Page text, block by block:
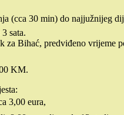
(cca 30 min) do najjužnijeg
sata.
za Bihać, predviđeno vrijeme
KM.
3,00 eura,